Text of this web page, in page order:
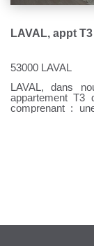
LAVAL, appt T3
53000 LAVAL
LAVAL, dans
appartement T3
comprenant :
locataire : 605 €
notre site,
nous transmettre